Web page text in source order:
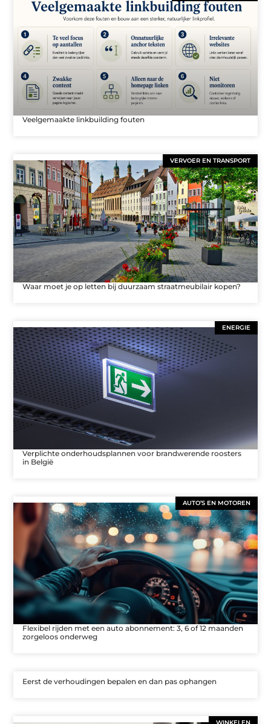
Veelgemaakte linkbuilding fouten
VERVOER EN TRANSPORT
Waar moet je op letten bij duurzaam straatmeubilair kopen?
ENERGIE
Verplichte onderhoudsplannen voor brandwerende roosters
in België
AUTO’S EN MOTOREN
Flexibel rijden met een auto abonnement: 3, 6 of 12 maanden
zorgeloos onderweg
Eerst de verhoudingen bepalen en dan pas ophangen